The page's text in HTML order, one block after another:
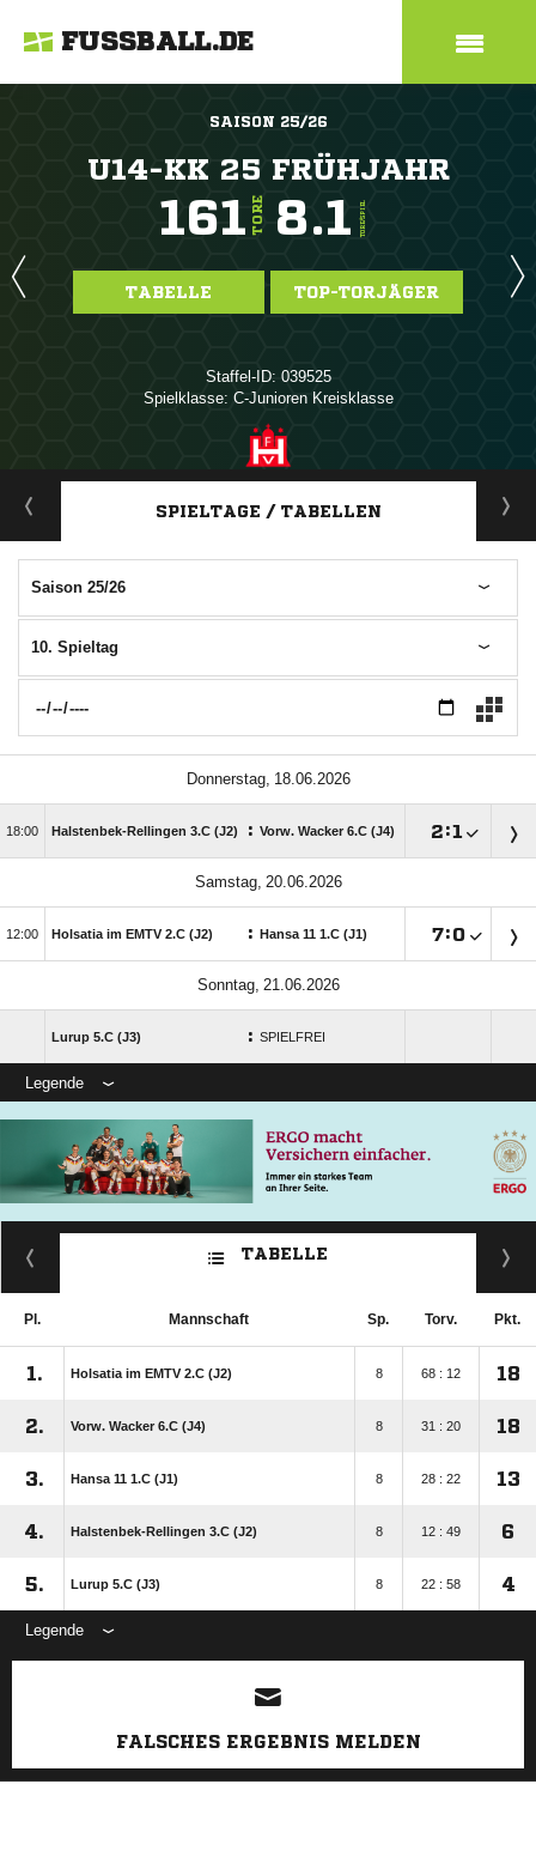
FUSSBALL.DE
SAISON 25/26
U14-KK 25 FRÜHJAHR
161TORE 8.1 TORE/SPIEL
TABELLE TOP-TORJÄGER
Staffel-ID: 039525
Spielklasse: C-Junioren Kreisklasse
ANZEIGE
SPIELTAGE / TABELLEN
Saison 25/26
10. Spieltag
 
 Halstenbek-Rellingen 3.C (J2) : Vorw. Wacker 6.C (J4) :
 
 Holsatia im EMTV 2.C (J2) : Hansa 11 1.C (J1) :
 
Lurup 5.C (J3) : SPIELFREI
Legende
TABELLE
Pl. Mannschaft Sp. Torv. Pkt.
1. Holsatia im EMTV 2.C (J2) 8 68 : 12 18
2. Vorw. Wacker 6.C (J4) 8 31 : 20 18
3. Hansa 11 1.C (J1) 8 28 : 22 13
4. Halstenbek-Rellingen 3.C (J2) 8 12 : 49 6
5. Lurup 5.C (J3) 8 22 : 58 4
Legende
ANZEIGE
FALSCHES ERGEBNIS MELDEN